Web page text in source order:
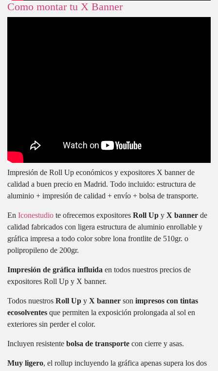
Como montar tu X Banner
Impresión de Roll Up económicos y expositores X banner de
calidad a buen precio en Madrid. Todo incluido: estructura de
aluminio + impresión de calidad + envío + bolsa de transporte.
En Iconestudio te ofrecemos expositores Roll Up y X banner de
calidad fabricados con ligera estructura de aluminio enrollable y
gráfica impresa a todo color sobre lona frontlite de 510gr. o
polipropileno de 200gr.
Impresión de gráfica influida en todos nuestros precios de
expositores Roll Up y X banner.
Todos nuestros Roll Up y X banner son impresos con tintas
ecosolventes que permiten la exposición prolongada al sol en
exteriores sin perder el color.
Incluyen resistente bolsa de transporte con cierre y asas.
Muy ligero, el rollup incluyendo la gráfica apenas supera los dos